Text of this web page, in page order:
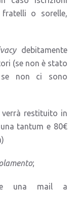
o sorelle,
debitamente
(se non è stato
se non ci sono
restituito in
tantum e 80€
;
una mail a